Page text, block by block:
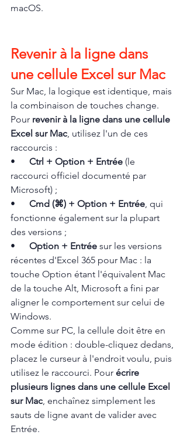
macOS.
Revenir à la ligne dans
une cellule Excel sur Mac
Sur Mac, la logique est identique, mais
la combinaison de touches change.
Pour revenir à la ligne dans une cellule
Excel sur Mac , utilisez l'un de ces
raccourcis :
• Ctrl + Option + Entrée (le
raccourci officiel documenté par
Microsoft) ;
• Cmd (⌘) + Option + Entrée , qui
fonctionne également sur la plupart
des versions ;
• Option + Entrée sur les versions
récentes d'Excel 365 pour Mac : la
touche Option étant l'équivalent Mac
de la touche Alt, Microsoft a fini par
aligner le comportement sur celui de
Windows.
Comme sur PC, la cellule doit être en
mode édition : double-cliquez dedans,
placez le curseur à l'endroit voulu, puis
utilisez le raccourci. Pour écrire
plusieurs lignes dans une cellule Excel
sur Mac , enchaînez simplement les
sauts de ligne avant de valider avec
Entrée.